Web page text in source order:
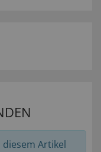
diesem Artikel